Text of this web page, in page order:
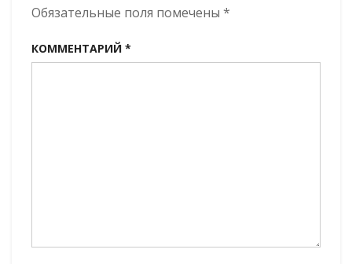
Обязательные поля помечены *
КОММЕНТАРИЙ *